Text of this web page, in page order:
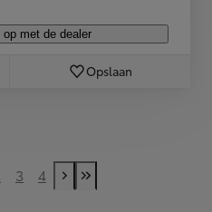
op met de dealer
Opslaan
page
3 4
Next page
Last Page